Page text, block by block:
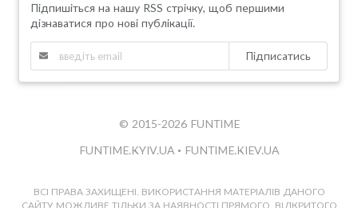
Підпишіться на нашу RSS стрічку, щоб першими
дізнаватися про нові публікації.
Підписатись
© 2015-2026 FUNTIME
FUNTIME.KYIV.UA • FUNTIME.KIEV.UA
ВСІ ПРАВА ЗАХИЩЕНІ. ВИКОРИСТАННЯ МАТЕРІАЛІВ ДАНОГО
САЙТУ МОЖЛИВЕ ТІЛЬКИ ЗА НАЯВНОСТІ ПРЯМОГО, ВІДКРИТОГО